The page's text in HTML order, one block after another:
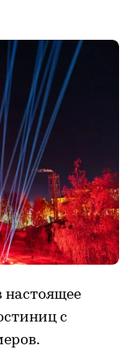
настоящее
с